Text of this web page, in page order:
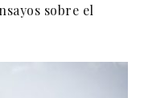
sobre el